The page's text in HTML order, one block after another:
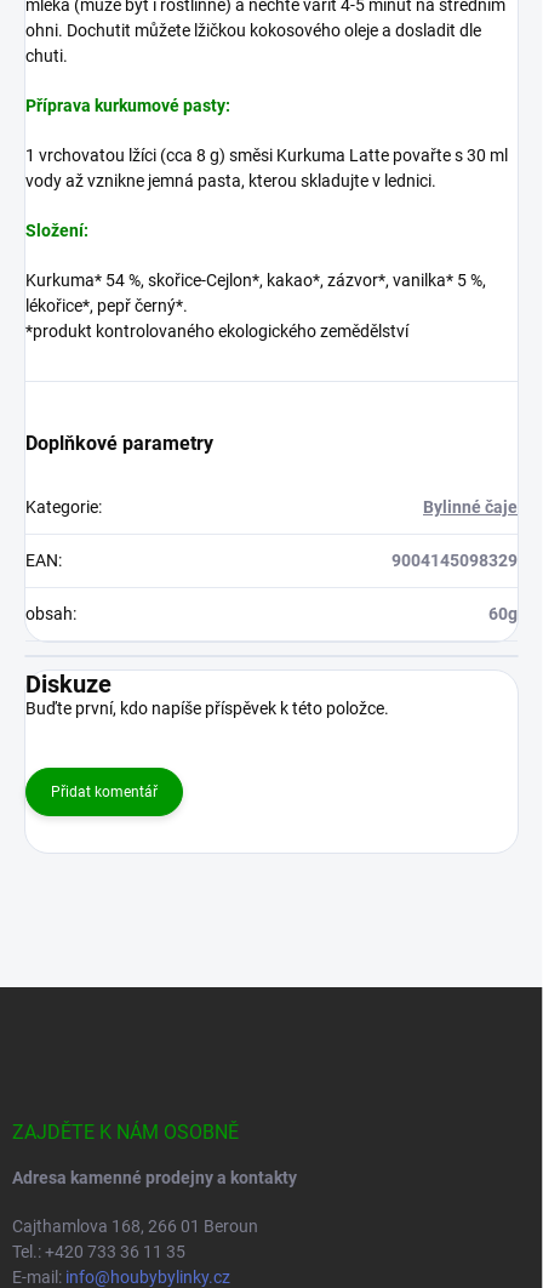
mléka (může být i rostlinné) a nechte vařit 4-5 minut na středním
ohni. Dochutit můžete lžičkou kokosového oleje a dosladit dle
chuti.
Příprava kurkumové pasty:
1 vrchovatou lžíci (cca 8 g) směsi Kurkuma Latte povařte s 30 ml
vody až vznikne jemná pasta, kterou skladujte v lednici.
Složení:
Kurkuma* 54 %, skořice-Cejlon*, kakao*, zázvor*, vanilka* 5 %,
lékořice*, pepř černý*.
*produkt kontrolovaného ekologického zemědělství
Doplňkové parametry
Kategorie: Bylinné čaje
EAN: 9004145098329
obsah: 60g
Diskuze
Buďte první, kdo napíše příspěvek k této položce.
Přidat komentář
ZAJDĚTE K NÁM OSOBNĚ
Adresa kamenné prodejny a kontakty
Cajthamlova 168, 266 01 Beroun
Tel.: +420 733 36 11 35
E-mail: info@houbybylinky.cz